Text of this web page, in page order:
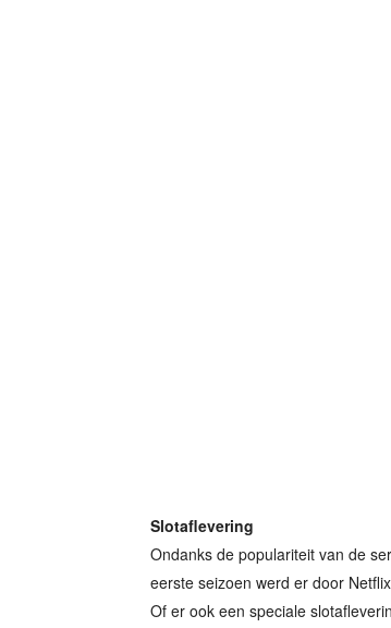
Slotaflevering
Ondanks de populariteit van de
eerste seizoen werd er door
Of er ook een speciale